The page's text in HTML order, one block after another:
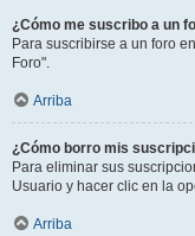
¿Cómo me suscribo a un
Para suscribirse a un foro
Foro".
Arriba
¿Cómo borro mis
Para eliminar sus
Usuario y hacer clic en la
Arriba